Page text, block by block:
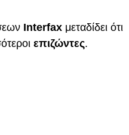
Interfax μεταδίδει ότι
επιζώντες.